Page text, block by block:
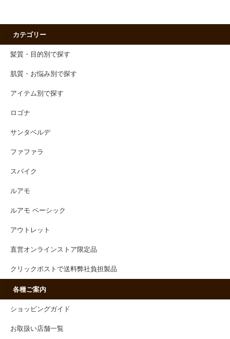
カテゴリー
髪質・目的別で探す
肌質・お悩み別で探す
アイテム別で探す
ロゴナ
サンタベルデ
ファファラ
スパイク
ルアモ
ルアモ ベーシック
アウトレット
直営オンラインストア限定品
クリックポストで送料弊社負担製品
各種ご案内
ショッピングガイド
お取扱い店舗一覧